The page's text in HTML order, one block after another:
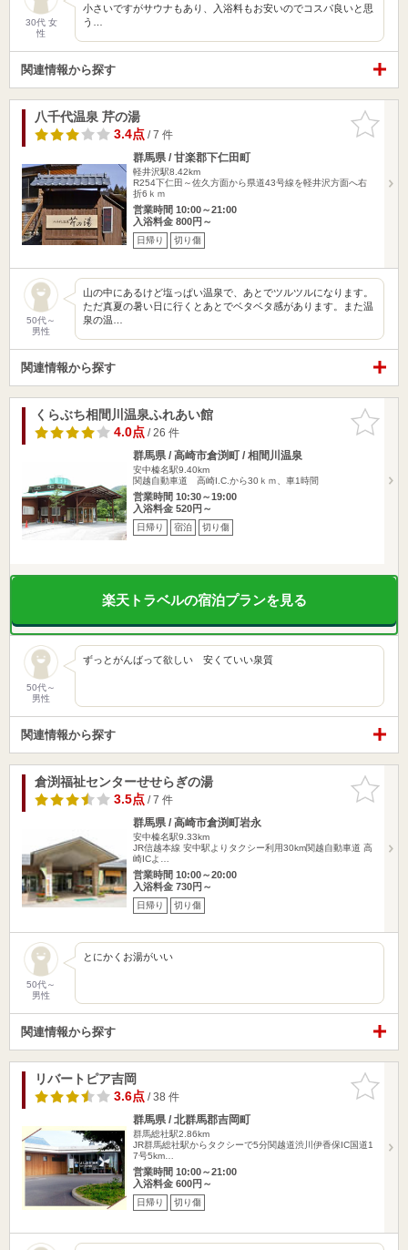
30代 女
性
小さいですがサウナもあり、入浴料もお安いのでコスパ良いと思
う…
関連情報から探す
お気に入
りに追加
八千代温泉 芹の湯
3.4点/ 7 件
群馬県 / 甘楽郡下仁田町
軽井沢駅8.42km
R254下仁田～佐久方面から県道43号線を軽井沢方面へ右
折6ｋｍ
営業時間 10:00～21:00
入浴料金 800円～
日帰り 切り傷
50代～
男性
山の中にあるけど塩っぱい温泉で、あとでツルツルになります。
ただ真夏の暑い日に行くとあとでベタベタ感があります。また温
泉の温…
関連情報から探す
お気に入
りに追加
くらぶち相間川温泉ふれあい館
4.0点/ 26 件
群馬県 / 高崎市倉渕町 / 相間川温泉
安中榛名駅9.40km
関越自動車道 高崎I.C.から30ｋｍ、車1時間
営業時間 10:30～19:00
入浴料金 520円～
日帰り 宿泊 切り傷
楽天トラベルの宿泊プランを見る
50代～
男性
ずっとがんばって欲しい 安くていい泉質
関連情報から探す
お気に入
りに追加
倉渕福祉センターせせらぎの湯
3.5点/ 7 件
群馬県 / 高崎市倉渕町岩永
安中榛名駅9.33km
JR信越本線 安中駅よりタクシー利用30km関越自動車道 高
崎ICよ…
営業時間 10:00～20:00
入浴料金 730円～
日帰り 切り傷
50代～
男性
とにかくお湯がいい
関連情報から探す
お気に入
りに追加
リバートピア吉岡
3.6点/ 38 件
群馬県 / 北群馬郡吉岡町
群馬総社駅2.86km
JR群馬総社駅からタクシーで5分関越道渋川伊香保IC国道1
7号5km…
営業時間 10:00～21:00
入浴料金 600円～
日帰り 切り傷